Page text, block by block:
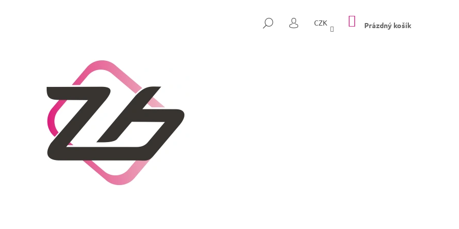
HLEDAT
PŘIHLÁŠENÍ
CZK NÁKUPNÍ
KOŠÍK
Prázdný košík
HLEDAT
DOPORUČUJEME